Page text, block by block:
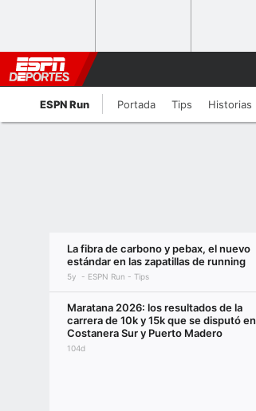
ESPN Run Portada Tips Historias
La fibra de carbono y pebax, el nuevo
estándar en las zapatillas de running
5y ESPN Run - Tips
Maratana 2026: los resultados de la
carrera de 10k y 15k que se disputó en
Costanera Sur y Puerto Madero
104d